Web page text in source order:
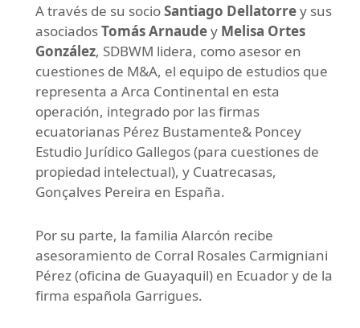
A través de su socioSantiago Dellatorrey sus
asociadosTomás Arnaudey Melisa Ortes
González, SDBWM lidera, como asesor en
cuestiones de M&A, el equipo de estudios que
representa a Arca Continental en esta
operación, integrado por las firmas
ecuatorianas Pérez Bustamente& Poncey
Estudio Jurídico Gallegos (para cuestiones de
propiedad intelectual), y Cuatrecasas,
Gonçalves Pereira en España.
Por su parte, la familia Alarcón recibe
asesoramiento de Corral Rosales Carmigniani
Pérez (oficina de Guayaquil) en Ecuador y de la
firma española Garrigues.